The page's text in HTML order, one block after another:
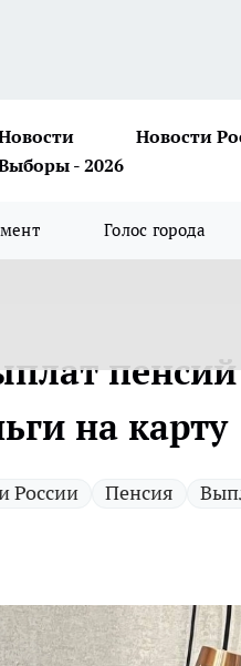
Новости
- 2026
Голос города
на карту
России Пенсия